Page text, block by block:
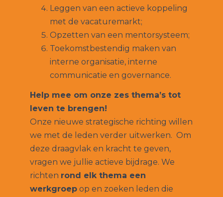
Leggen van een actieve koppeling
met de vacaturemarkt;
Opzetten van een mentorsysteem;
Toekomstbestendig maken van
interne organisatie, interne
communicatie en governance.
Help mee om onze zes thema’s tot
leven te brengen!
Onze nieuwe strategische richting willen
we met de leden verder uitwerken. Om
deze draagvlak en kracht te geven,
vragen we jullie actieve bijdrage. We
richten rond elk thema een
werkgroep op en zoeken leden die